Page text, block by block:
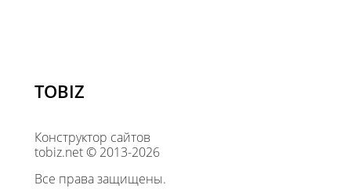
TOBIZ
Конструктор сайтов
tobiz.net © 2013-2026
Все права защищены.